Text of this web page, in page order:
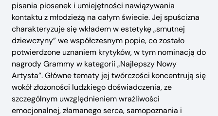
pisania piosenek i umiejętności nawiązywania
kontaktu z młodzieżą na całym świecie. Jej spuścizna
charakteryzuje się wkładem w estetykę „smutnej
dziewczyny” we współczesnym popie, co zostało
potwierdzone uznaniem krytyków, w tym nominacją do
nagrody Grammy w kategorii „Najlepszy Nowy
Artysta”. Główne tematy jej twórczości koncentrują się
wokół złożoności ludzkiego doświadczenia, ze
szczególnym uwzględnieniem wrażliwości
emocjonalnej, złamanego serca, samopoznania i